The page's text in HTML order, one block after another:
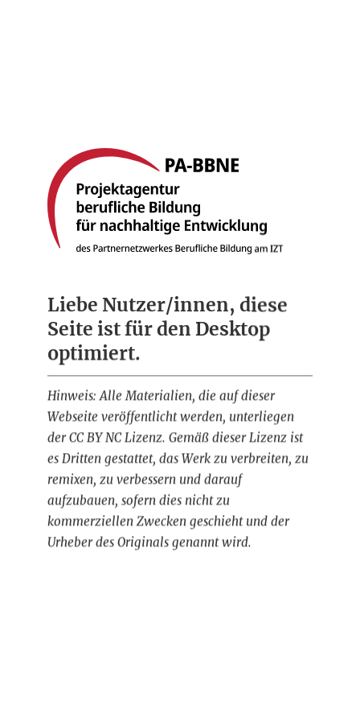
Liebe Nutzer/innen, diese
Seite ist für den Desktop
optimiert.
Hinweis: Alle Materialien, die auf dieser
Webseite veröffentlicht werden, unterliegen
der CC BY NC Lizenz. Gemäß dieser Lizenz ist
es Dritten gestattet, das Werk zu verbreiten, zu
remixen, zu verbessern und darauf
aufzubauen, sofern dies nicht zu
kommerziellen Zwecken geschieht und der
Urheber des Originals genannt wird.